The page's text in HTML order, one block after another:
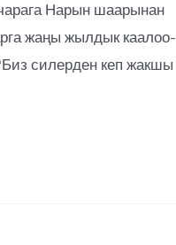
Нарын шаарынан
жаңы жылдык каалоо-
силерден кеп жакшы